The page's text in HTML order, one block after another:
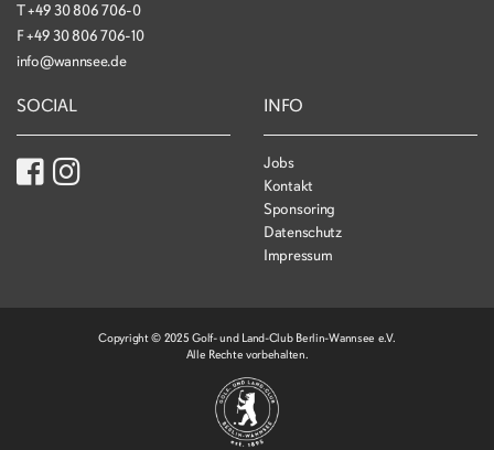
T+49 30 806 706-0
F+49 30 806 706-10
info@wannsee.de
SOCIAL INFO
Jobs
Kontakt
Sponsoring
Datenschutz
Impressum
Copyright © 2025 Golf- und Land-Club Berlin-Wannsee e.V.
Alle Rechte vorbehalten.